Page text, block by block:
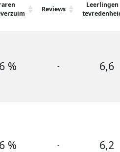
Reviews
Leerlingen
6 % - 6,6
6 % - 6,2